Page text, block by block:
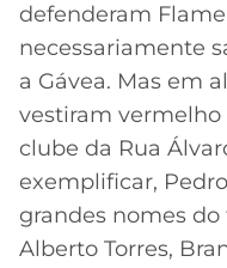
CRUZEIRO
defenderam
necessariamente
a Gávea. Mas em
vestiram
clube da Rua
exemplificar,
grandes nomes
Alberto Torres,